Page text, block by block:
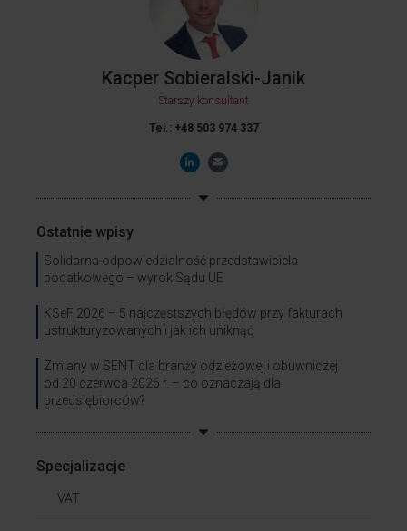
Kacper Sobieralski-Janik
Starszy konsultant
Tel.: +48 503 974 337
Ostatnie wpisy
Solidarna odpowiedzialność przedstawiciela
podatkowego – wyrok Sądu UE
KSeF 2026 – 5 najczęstszych błędów przy fakturach
ustrukturyzowanych i jak ich uniknąć
Zmiany w SENT dla branży odzieżowej i obuwniczej
od 20 czerwca 2026 r. – co oznaczają dla
przedsiębiorców?
Specjalizacje
VAT